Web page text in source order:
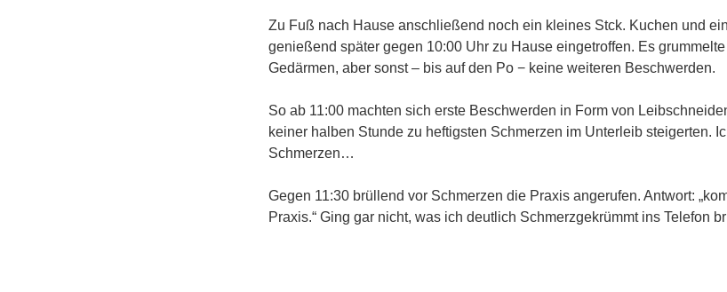
Zu Fuß nach Hause anschließend noch ein kleines Stck. Kuchen und
genießend später gegen 10:00 Uhr zu Hause eingetroffen. Es
Gedärmen, aber sonst – bis auf den Po − keine weiteren Beschwerden.
So ab 11:00 machten sich erste Beschwerden in Form von
keiner halben Stunde zu heftigsten Schmerzen im Unterleib steigerten.
Schmerzen…
Gegen 11:30 brüllend vor Schmerzen die Praxis angerufen. Antwort:
Praxis.“ Ging gar nicht, was ich deutlich Schmerzgekrümmt ins Telefon